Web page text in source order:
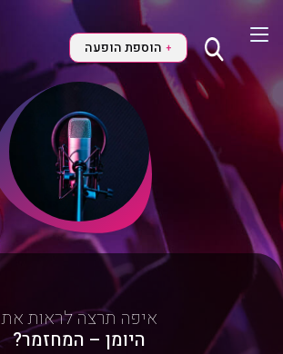
+ הוספת הופעה
איפה תרצה לראות את
היומן – המחזמר?